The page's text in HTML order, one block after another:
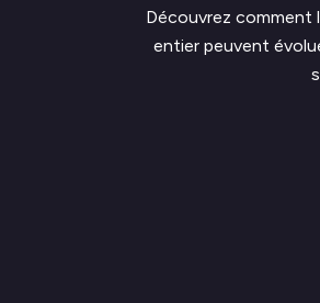
Découvrez comment
entier peuvent